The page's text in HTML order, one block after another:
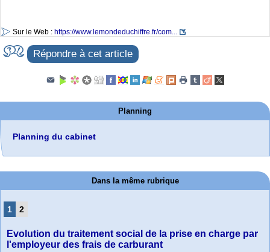
Sur le Web : https://www.lemondeduchiffre.fr/com...
Répondre à cet article
Planning
Planning du cabinet
Dans la même rubrique
1 2
Evolution du traitement social de la prise en charge par
l'employeur des frais de carburant